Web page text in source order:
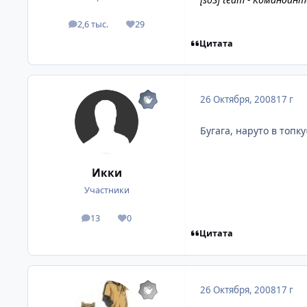
2,6 тыс.
посты 29
Репутация
Цитата
Икки
Участники
13
посты 0
Репутация
26 Октября, 200817 г
Бугага, наруто в
Цитата
26 Октября, 200817 г